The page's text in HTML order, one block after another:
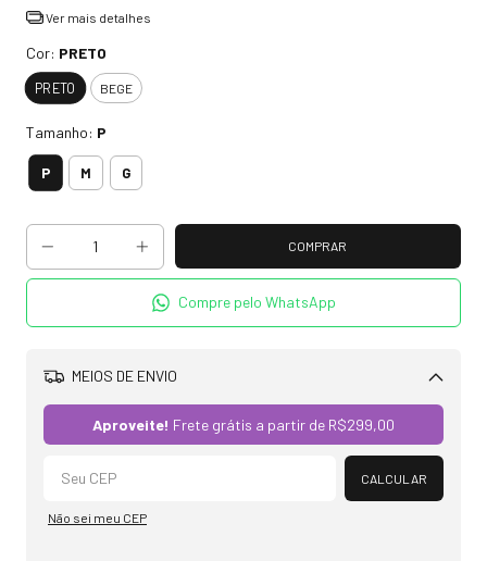
Ver mais detalhes
Cor: PRETO
PRETO BEGE
Tamanho: P
P M G
Compre pelo WhatsApp
MEIOS DE ENVIO
Aproveite! Frete grátis a partir de R$299,00
CALCULAR
Não sei meu CEP